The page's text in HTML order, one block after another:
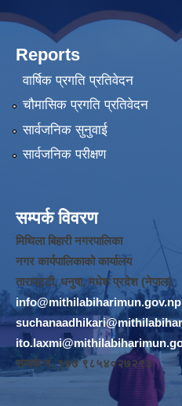
Reports
वार्षिक प्रगति प्रतिवेदन
चौमासिक प्रगति प्रतिवेदन
सार्वजनिक सुनुवाई
सार्वजनिक परीक्षण
सम्पर्क विवरण
मिथिला बिहारी नगरपालिका
नगर कार्यपालिकाको कार्यालय
तारापट्टी, धनुषा, मधेश प्रदेश (नेपाल)
info@mithilabiharimun.gov.np
सम्पर्क नं. ‌९७७ ९८५४०२७२९३